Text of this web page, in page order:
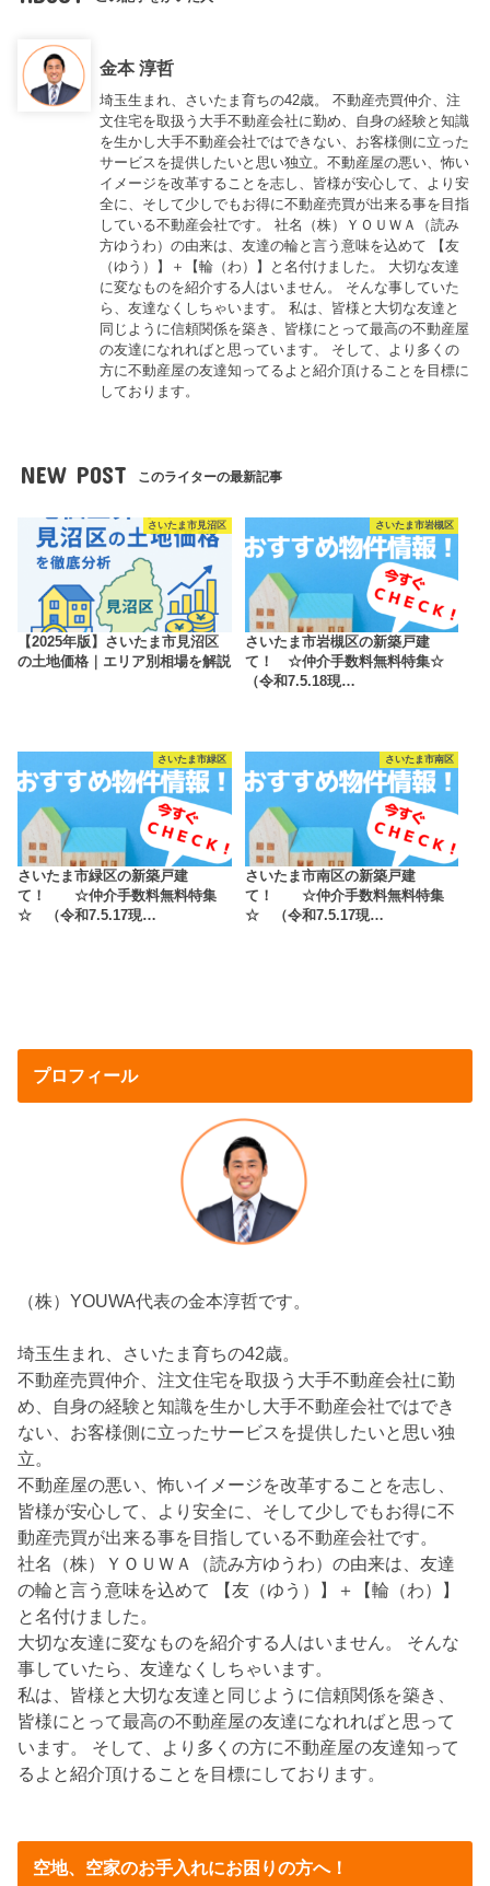
金本 淳哲
埼玉生まれ、さいたま育ちの42歳。 不動産売買仲介、注
文住宅を取扱う大手不動産会社に勤め、自身の経験と知識
を生かし大手不動産会社ではできない、お客様側に立った
サービスを提供したいと思い独立。不動産屋の悪い、怖い
イメージを改革することを志し、皆様が安心して、より安
全に、そして少しでもお得に不動産売買が出来る事を目指
している不動産会社です。 社名（株）ＹＯＵＷＡ（読み
方ゆうわ）の由来は、友達の輪と言う意味を込めて 【友
（ゆう）】＋【輪（わ）】と名付けました。 大切な友達
に変なものを紹介する人はいません。 そんな事していた
ら、友達なくしちゃいます。 私は、皆様と大切な友達と
同じように信頼関係を築き、皆様にとって最高の不動産屋
の友達になれればと思っています。 そして、より多くの
方に不動産屋の友達知ってるよと紹介頂けることを目標に
しております。
NEW POST このライターの最新記事
さいたま市見沼区
【2025年版】さいたま市見沼区
の土地価格｜エリア別相場を解説
さいたま市岩槻区
さいたま市岩槻区の新築戸建
て！ ☆仲介手数料無料特集☆
（令和7.5.18現…
さいたま市緑区
さいたま市緑区の新築戸建
て！ ☆仲介手数料無料特集
☆ （令和7.5.17現…
さいたま市南区
さいたま市南区の新築戸建
て！ ☆仲介手数料無料特集
☆ （令和7.5.17現…
プロフィール
（株）YOUWA代表の金本淳哲です。
埼玉生まれ、さいたま育ちの42歳。
不動産売買仲介、注文住宅を取扱う大手不動産会社に勤
め、自身の経験と知識を生かし大手不動産会社ではでき
ない、お客様側に立ったサービスを提供したいと思い独
立。
不動産屋の悪い、怖いイメージを改革することを志し、
皆様が安心して、より安全に、そして少しでもお得に不
動産売買が出来る事を目指している不動産会社です。
社名（株）ＹＯＵＷＡ（読み方ゆうわ）の由来は、友達
の輪と言う意味を込めて 【友（ゆう）】＋【輪（わ）】
と名付けました。
大切な友達に変なものを紹介する人はいません。 そんな
事していたら、友達なくしちゃいます。
私は、皆様と大切な友達と同じように信頼関係を築き、
皆様にとって最高の不動産屋の友達になれればと思って
います。 そして、より多くの方に不動産屋の友達知って
るよと紹介頂けることを目標にしております。
空地、空家のお手入れにお困りの方へ！